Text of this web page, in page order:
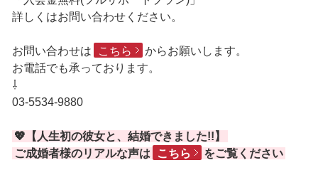
詳しくはお問い合わせください。
お問い合わせは こちら
からお願いします。
お電話でも承っております。
⇩
03-5534-9880
💖【人生初の彼女と、結婚できました!!】
ご成婚者様のリアルな声は
こちら をご覧ください